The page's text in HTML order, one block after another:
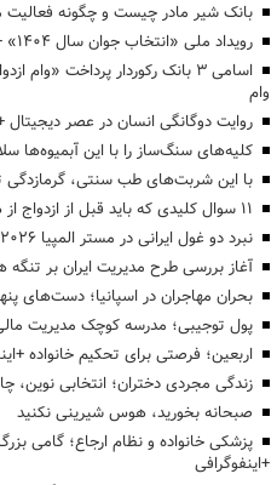
بانک شیر مادر چیست و چگونه فعالیت
رویداد ملی «انتخاب جوان سال ۱۴۰۴» +اینفوگرافی
اسامی ۳ بانک رکوردار پرداخت
وام
روایت دوگانگی انسان در عصر دیجیتال
کلیه‌های سنگ‌ساز را با این آبمیوه‌ها
با این شربت‌های طب سنتی، گرمازدگی
۱۱ سوال کلیدی که باید قبل از ازدواج از همسر آینده‌تان بپرسید +اینفوگرافی
نبرد دو غول ایرانی در مستر المپیا ۲۰۲۶؛ بهروز تابانی شگفتی‌ساز می‌شود؟
آغاز بررسی طرح مدیریت ایران بر
بحران مهاجران در اسپانیا؛ دست‌های
پول توجیبی؛ مدرسه کوچک مدیریت
اربعین؛ فرصتی برای تحکیم خانواده
زندگی مجردی دختران؛ انتخابی نوین،
صبحانه بخورید، هوس شیرینی نکنید
پزشکی خانواده و نظام ارجاع؛ گامی
+اینفوگرافی